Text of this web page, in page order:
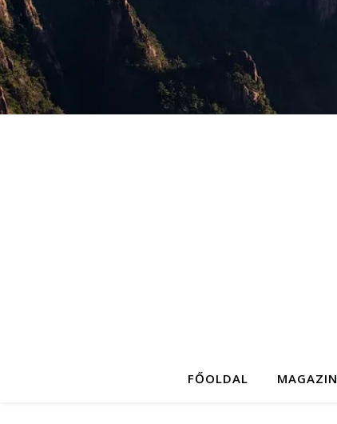
FŐOLDAL MAGAZIN